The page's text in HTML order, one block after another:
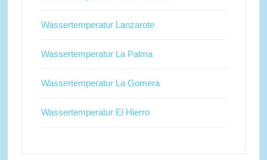
Wassertemperatur Lanzarote
Wassertemperatur La Palma
Wassertemperatur La Gomera
Wassertemperatur El Hierro